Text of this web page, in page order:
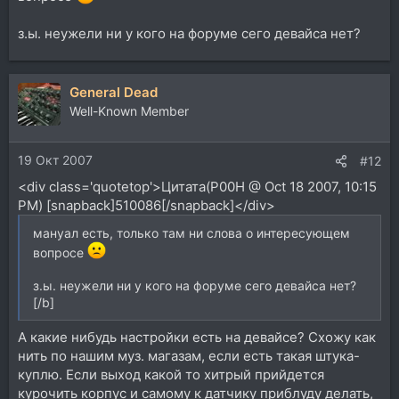
з.ы. неужели ни у кого на форуме сего девайса нет?
General Dead
Well-Known Member
19 Окт 2007 #12
<div class='quotetop'>Цитата(P00H @ Oct 18 2007, 10:15
PM) [snapback]510086[/snapback]</div>
мануал есть, только там ни слова о интересующем
вопросе
з.ы. неужели ни у кого на форуме сего девайса нет?
[/b]
А какие нибудь настройки есть на девайсе? Схожу как
нить по нашим муз. магазам, если есть такая штука-
куплю. Если выход какой то хитрый прийдется
курочить корпус и самому к датчику приблуду делать,